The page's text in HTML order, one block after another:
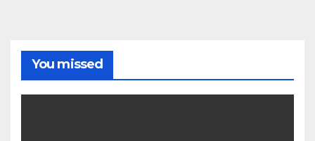
You missed